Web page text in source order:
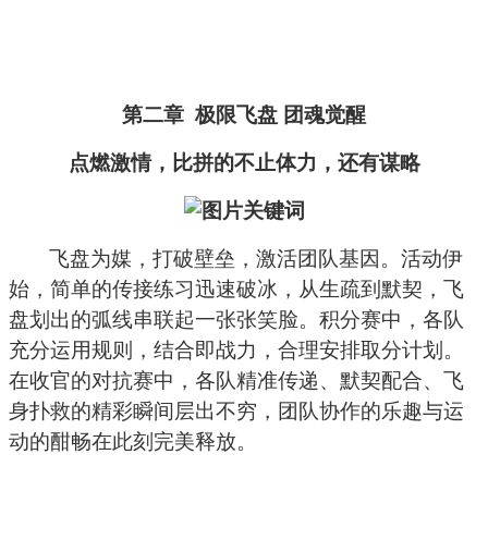
第二章 极限飞盘 团魂觉醒
点燃激情，比拼的不止体力，还有谋略
飞盘为媒，打破壁垒，激活团队基因。活动伊
始，简单的传接练习迅速破冰，从生疏到默契，飞
盘划出的弧线串联起一张张笑脸。积分赛中，各队
充分运用规则，结合即战力，合理安排取分计划。
在收官的对抗赛中，各队精准传递、默契配合、飞
身扑救的精彩瞬间层出不穷，团队协作的乐趣与运
动的酣畅在此刻完美释放。